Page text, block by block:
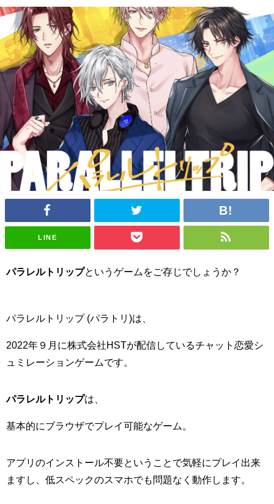
LINE
パラレルトリップというゲームをご存じでしょうか？
パラレルトリップ (パラトリ)は、
2022年９月に株式会社HSTが配信しているチャット恋愛シ
ュミレーションゲームです。
パラレルトリップは、
基本的にブラウザでプレイ可能なゲーム。
アプリのインストール不要ということで気軽にプレイ出来
ますし、低スペックのスマホでも問題なく動作します。